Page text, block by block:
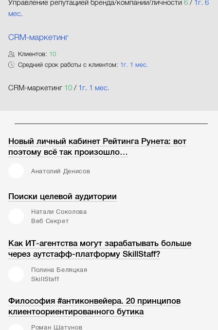
Управление репутацией бренда/компании/личности 6 / 1г. 6
мес.
CRM-маркетинг
Клиентов: 10
Средний срок работы с клиентом: 1г. 1 мес.
CRM-маркетинг 10 / 1г. 1 мес.
Новый личный кабинет Рейтинга Рунета: вот
поэтому всё так произошло…
Анатолий Денисов
Поиски целевой аудитории
Натали Соколова
Веб Секрет
Как ИТ-агентства могут зарабатывать больше
через аутстафф-платформу SkillStaff?
Полина Беляцкая
SkillStaff
Философия #антиконвейера. 20 принципов
клиентоориентированного бутика
Роман Шатунов